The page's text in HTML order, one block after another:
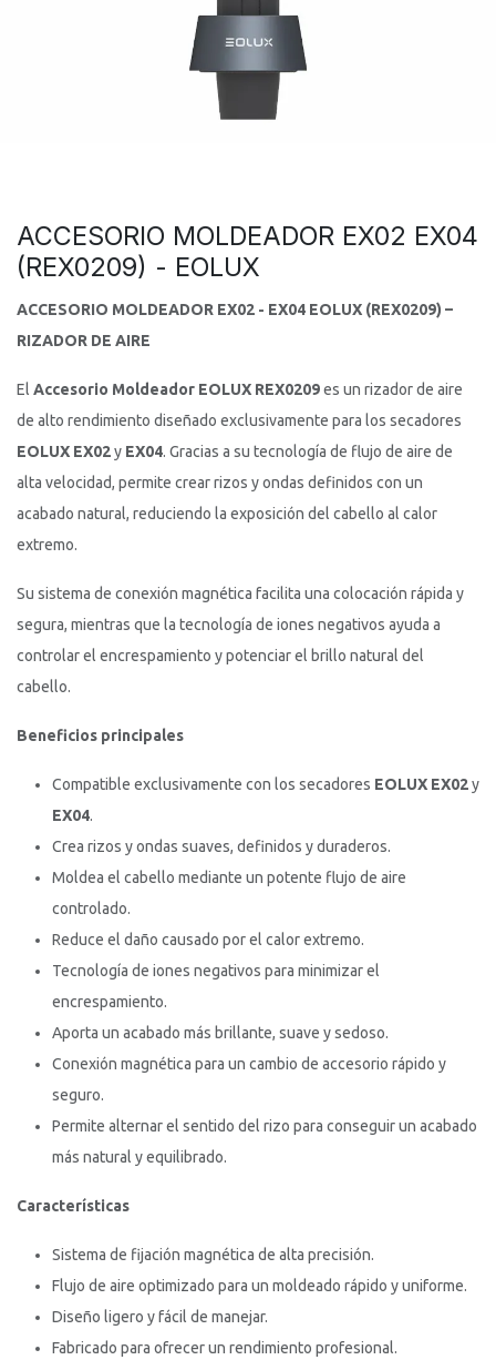
ACCESORIO MOLDEADOR EX02 EX04
(REX0209) - EOLUX
ACCESORIO MOLDEADOR EX02 - EX04 EOLUX (REX0209) –
RIZADOR DE AIRE
El Accesorio Moldeador EOLUX REX0209es un rizador de aire
de alto rendimiento diseñado exclusivamente para los secadores
EOLUX EX02y EX04. Gracias a su tecnología de flujo de aire de
alta velocidad, permite crear rizos y ondas definidos con un
acabado natural, reduciendo la exposición del cabello al calor
extremo.
Su sistema de conexión magnética facilita una colocación rápida y
segura, mientras que la tecnología de iones negativos ayuda a
controlar el encrespamiento y potenciar el brillo natural del
cabello.
Beneficios principales
Compatible exclusivamente con los secadores EOLUX EX02y
EX04.
Crea rizos y ondas suaves, definidos y duraderos.
Moldea el cabello mediante un potente flujo de aire
controlado.
Reduce el daño causado por el calor extremo.
Tecnología de iones negativos para minimizar el
encrespamiento.
Aporta un acabado más brillante, suave y sedoso.
Conexión magnética para un cambio de accesorio rápido y
seguro.
Permite alternar el sentido del rizo para conseguir un acabado
más natural y equilibrado.
Características
Sistema de fijación magnética de alta precisión.
Flujo de aire optimizado para un moldeado rápido y uniforme.
Diseño ligero y fácil de manejar.
Fabricado para ofrecer un rendimiento profesional.